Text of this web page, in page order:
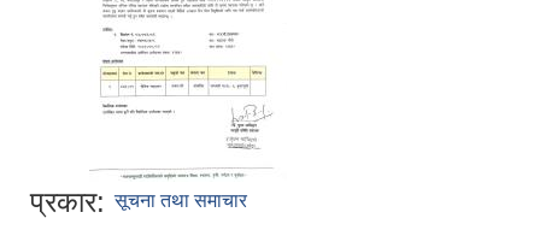
प्रकार: सूचना तथा समाचार